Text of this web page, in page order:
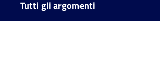
Tutti gli argomenti